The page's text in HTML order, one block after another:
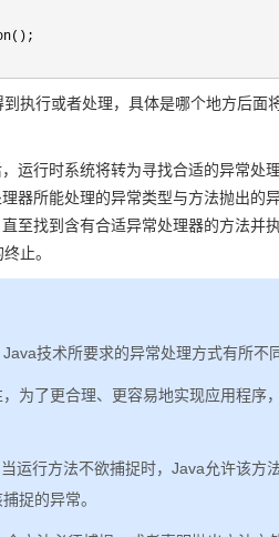
执行或者处理，具体是哪个地方后面
运行时系统将转为寻找合适的异常
器所能处理的异常类型与方法抛出
至找到含有合适异常处理器的方法
止。
Java技术所要求的异常处理方式有所不
为了更合理、更容易地实现应用程序
当运行方法不欲捕捉时，Java允许该方
捉的异常。